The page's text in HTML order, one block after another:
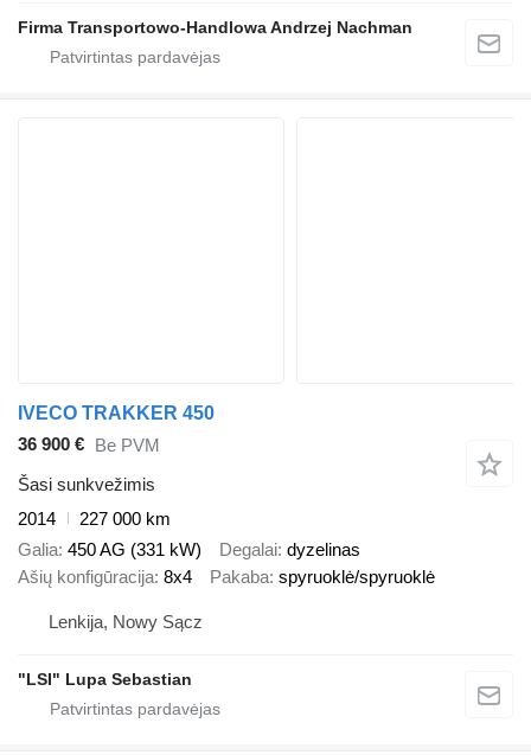
Firma Transportowo-Handlowa Andrzej Nachman
IVECO TRAKKER 450
36 900 € Be PVM
Šasi sunkvežimis
2014
227 000 km
Galia 450 AG (331 kW) Degalai dyzelinas
Ašių konfigūracija 8x4 Pakaba spyruoklė/spyruoklė
Lenkija, Nowy Sącz
"LSI" Lupa Sebastian